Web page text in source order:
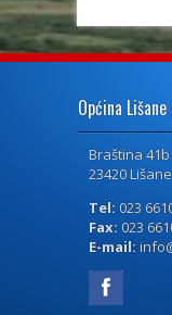
Općina
Braština 41b
23420
Tel: 023
Fax: 023
E-mail: